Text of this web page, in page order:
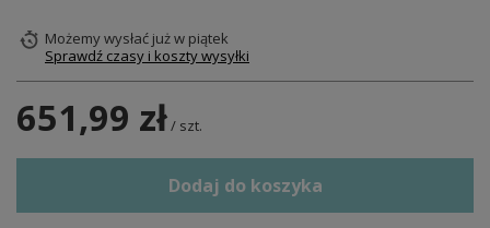
Możemy wysłać jużw piątek
Sprawdź czasy i koszty wysyłki
651,99 zł/ szt.
Dodaj do koszyka